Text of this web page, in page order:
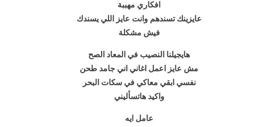
افكاري مهببة
عايزينك تسندهم وانت عايز اللي يسندك
فيش مشكلة
هايجيلنا النصيب في المعاد الصح
مش عايز اعمل اغاني اني جامد طحن
نفسي ابقي معاكي في سكات البحر
واكيد هاتسأليني
عامل ايه